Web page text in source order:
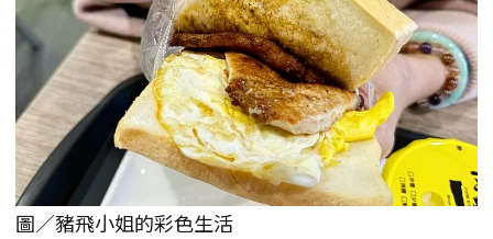
圖／豬飛小姐的彩色生活